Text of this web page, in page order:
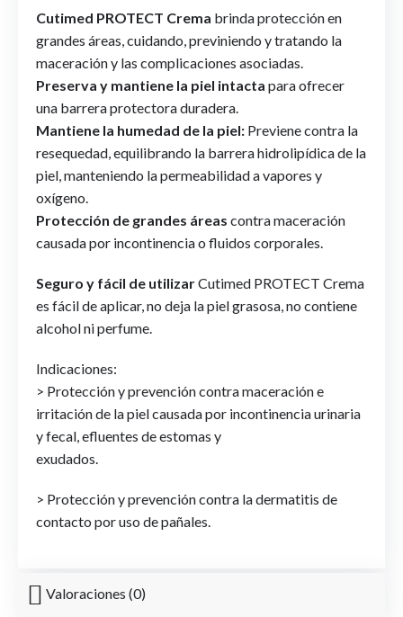
Cutimed PROTECT Crema brinda protección en
grandes áreas, cuidando, previniendo y tratando la
maceración y las complicaciones asociadas.
Preserva y mantiene la piel intacta para ofrecer
una barrera protectora duradera.
Mantiene la humedad de la piel: Previene contra la
resequedad, equilibrando la barrera hidrolipídica de la
piel, manteniendo la permeabilidad a vapores y
oxígeno.
Protección de grandes áreas contra maceración
causada por incontinencia o fluidos corporales.
Seguro y fácil de utilizarCutimed PROTECT Crema
es fácil de aplicar, no deja la piel grasosa, no contiene
alcohol ni perfume.
Indicaciones:
> Protección y prevención contra maceración e
irritación de la piel causada por incontinencia urinaria
y fecal, efluentes de estomas y
exudados.
> Protección y prevención contra la dermatitis de
contacto por uso de pañales.
Valoraciones (0)